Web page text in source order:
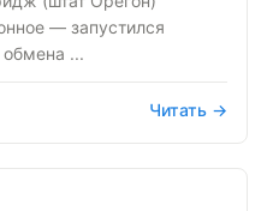
— запустился
...
Читать →